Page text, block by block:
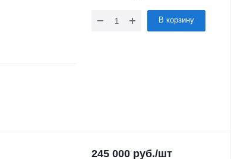
В корзину
245 000 руб./шт